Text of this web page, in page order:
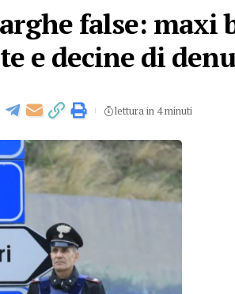
false: maxi
e decine di
lettura in 4 minuti